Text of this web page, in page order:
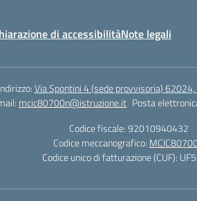
di accessibilitàNote legali
Via Spontini 4 (sede provvisoria) 62024,
mcic80700n@istruzione.it Posta
Codice fiscale: 92010940432
Codice meccanografico:
Codice unico di fatturazione (CUF):